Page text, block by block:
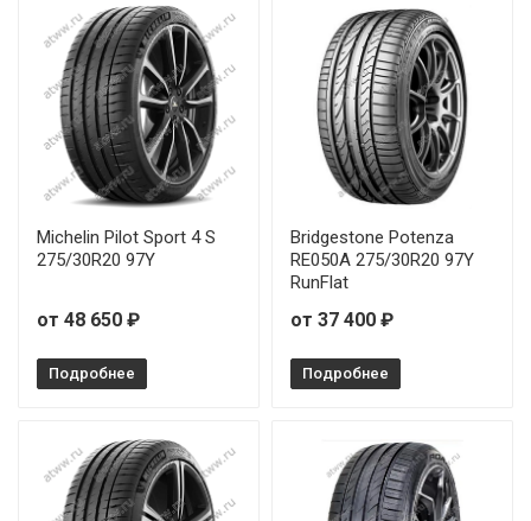
Grenlander Estrella 88 235/40R18 95W
Grenlander Estrella 88 235/40R20 96Y
Grenlander Estrella 88 235/45R18 98W
Grenlander Estrella 88 235/50R17 100W
Grenlander Estrella 88 235/50R19 103Y
Grenlander Estrella 88 235/50R20 104W
Grenlander Estrella 88 245/40R18 97W
Grenlander Estrella 88 245/45R19 102Y
Grenlander Estrella 88 245/50R20 105Y
Michelin Pilot Sport 4 S
275/30R20 97Y
от 48 650 ₽
Подробнее
Bridgestone Potenza
RE050A 275/30R20 97Y
RunFlat
от 37 400 ₽
Подробнее